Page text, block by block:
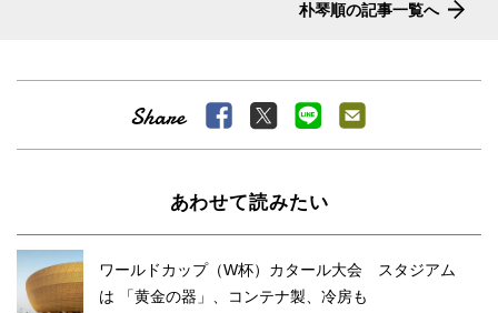
朴琴順の記事一覧へ
あわせて読みたい
ワールドカップ（W杯）カタール大会 スタジアム
は 「黄金の器」、コンテナ製、冷房も